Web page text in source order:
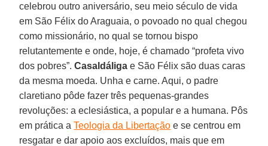
celebrou outro aniversário, seu meio século de vida
em São Félix do Araguaia, o povoado no qual chegou
como missionário, no qual se tornou bispo
relutantemente e onde, hoje, é chamado “profeta vivo
dos pobres”.Casaldáliga e São Félix são duas caras
da mesma moeda. Unha e carne. Aqui, o padre
claretiano pôde fazer três pequenas-grandes
revoluções: a eclesiástica, a popular e a humana. Pôs
em prática aTeologia da Libertação e se centrou em
resgatar e dar apoio aos excluídos, mais que em